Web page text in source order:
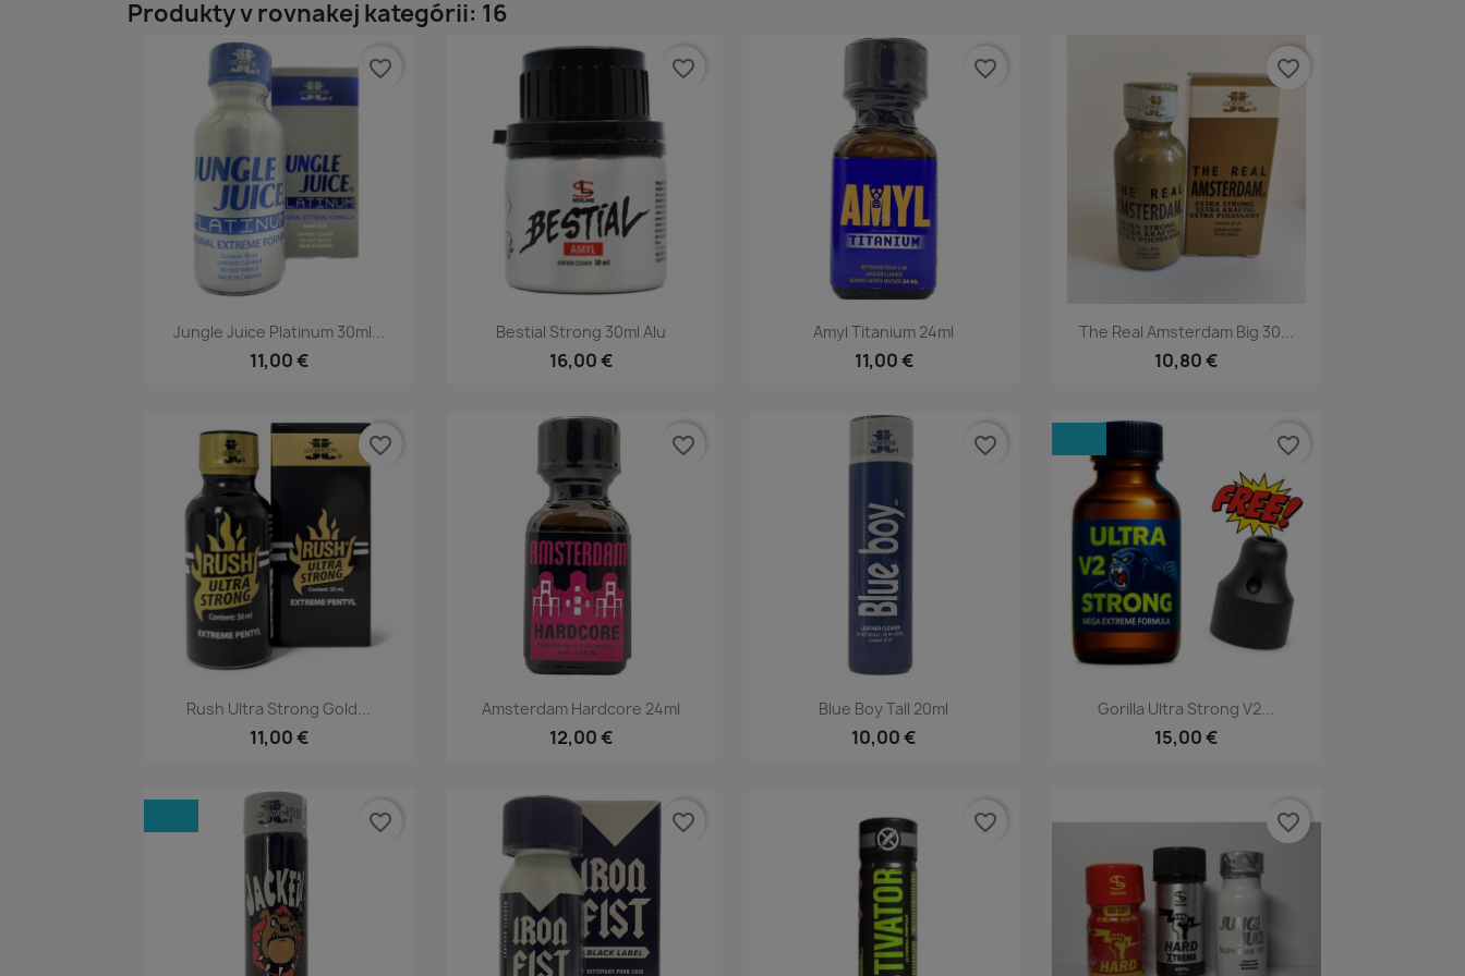
Produkty v rovnakej kategórii: 16
Rýchly náhľad
Jungle Juice Platinum 30ml...
11,00 €
favorite_border
Rýchly náhľad
Bestial Strong 30ml Alu
16,00 €
favorite_border
Rýchly náhľad
Amyl Titanium 24ml
11,00 €
favorite_border
Rýchly náhľad
The Real Amsterdam Big 30...
10,80 €
favorite_border
 Rýchly náhľad
Rush Ultra Strong Gold...
11,00 €
favorite_border
Rýchly náhľad
Amsterdam Hardcore 24ml
12,00 €
favorite_border
Rýchly náhľad
Blue Boy Tall 20ml
10,00 €
favorite_border
Rýchly náhľad
Gorilla Ultra Strong V2...
15,00 €
favorite_border
favorite_border favorite_border favorite_border favorite_border